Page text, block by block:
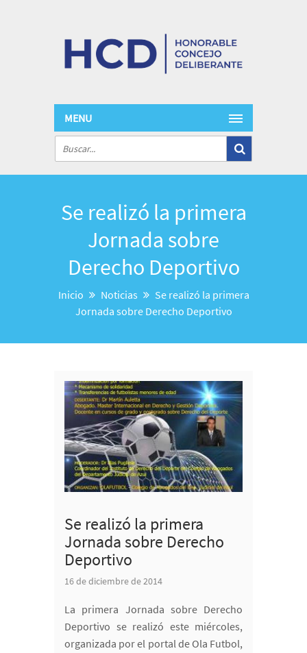
MENU
Se realizó la primera
Jornada sobre
Derecho Deportivo
Inicio Noticias
Se realizó la primera
Jornada sobre Derecho Deportivo
Se realizó la primera
Jornada sobre Derecho
Deportivo
16 de diciembre de 2014
La primera Jornada sobre Derecho
Deportivo se realizó este miércoles,
organizada por el portal de Ola Futbol,